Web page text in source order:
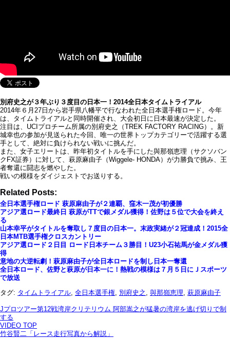
別府史之が３年ぶり３度目の日本一！2014全日本タイムトライアル
2014年６月27日から岩手県八幡平で行なわれた全日本選手権ロード。今年
は、タイムトライアルと同時開催され、大会初日に日本最速が決定した。
注目は、UCIプロチーム所属の別府史之（TREK FACTORY RACING）。新
城幸也の参加が見送られた今回、唯一の世界トップカテゴリーで活躍する選
手として、絶対に負けられない戦いに挑んだ。
また、女子エリートは、昨年初タイトルを手にした與那嶺恵理（サクソバン
クFX証券）に対して、萩原麻由子（Wiggele- HONDA）が力勝負で挑み、王
者奪還に闘志を燃やした。
戦いの模様をダイジェストでお送りする。
Related Posts:
全日本選手権ロード 萩原麻由子が２連覇、窪木一茂が初優勝
アジア選ロード最終日 萩原がTTで銀メダル獲得！佐野は５位で大会を終え
る
山本幸平がタイトルを奪取し７度目の日本一。末政実緒が２冠達成！2015全
日本MTB選手権クロスカントリー
アジア選ロード２日目 ロード日本チーム３勝目！U23小石祐馬が金メダル獲
得
意地の大逆転劇！萩原麻由子が全日本ロードを制し日本一奪還
全日本ロード、佐野と萩原が日本一に！熱戦の模様は７月５日にＪスポーツ
で放送
タグ: タイムトライアル, 全日本選手権, 別府史之 , 與那嶺恵理, 萩原麻由子
Jプロツアー第12戦湾岸クリテリウム 阿部嵩之が猛暑の湾岸を逃げ切りで制
する
VIDEO TOP
竹谷賢二「レース走行写真から解説」